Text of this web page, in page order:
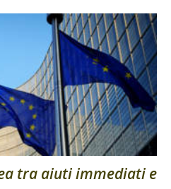
tra aiuti immediati e